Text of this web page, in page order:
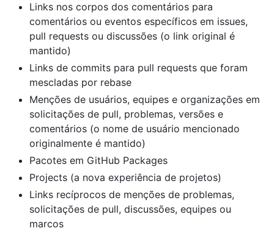
Links nos corpos dos comentários para
comentários ou eventos específicos em issues,
pull requests ou discussões (o link original é
mantido)
Links de commits para pull requests que foram
mescladas por rebase
Menções de usuários, equipes e organizações em
solicitações de pull, problemas, versões e
comentários (o nome de usuário mencionado
originalmente é mantido)
Pacotes em GitHub Packages
Projects (a nova experiência de projetos)
Links recíprocos de menções de problemas,
solicitações de pull, discussões, equipes ou
marcos